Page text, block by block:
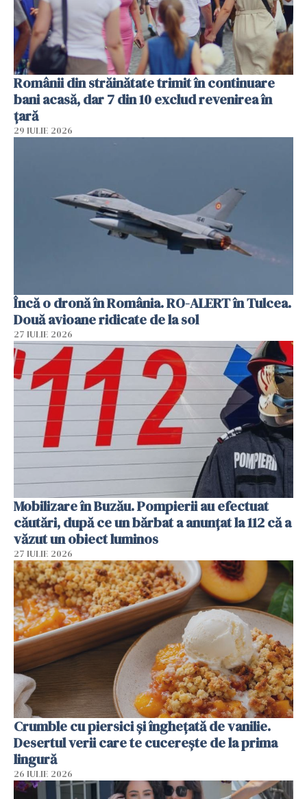
Românii din străinătate trimit în continuare
bani acasă, dar 7 din 10 exclud revenirea în
țară
29 IULIE 2026
Încă o dronă în România. RO-ALERT în Tulcea.
Două avioane ridicate de la sol
27 IULIE 2026
Mobilizare în Buzău. Pompierii au efectuat
căutări, după ce un bărbat a anunțat la 112 că a
văzut un obiect luminos
27 IULIE 2026
Crumble cu piersici și înghețată de vanilie.
Desertul verii care te cucerește de la prima
lingură
26 IULIE 2026